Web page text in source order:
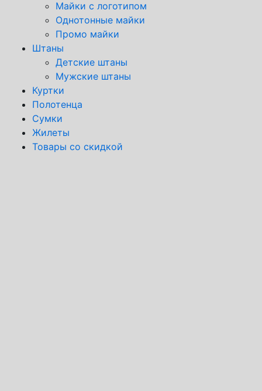
Майки с логотипом
Однотонные майки
Промо майки
Штаны
Детские штаны
Мужские штаны
Куртки
Полотенца
Сумки
Жилеты
Товары со скидкой